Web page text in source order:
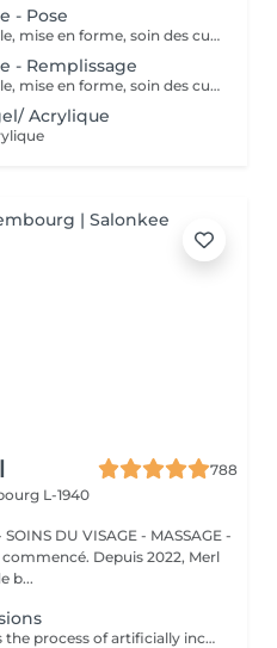
- Pose
Préparation complète de l'ongle, mise en forme, soin des cuticules et pose acrylique avec la couleur de votre choix.
- Remplissage
Préparation complète de l'ongle, mise en forme, soin des cuticules et remplissage acrylique avec la couleur de votre choix.
Acrylique
788
L-1940
DU VISAGE - MASSAGE -
b...
Nails you were searching for! is the process of artificially increasing the length of the nail using polygel material in order to correct the defects of the natural nail delamination and weakness of the nail plate. Our masters do edged, hardware, or combined manicure. How is polygel extension done? - removal of old semi-permanent (if needed) - rough skin is removed - the shape of the nail plate is corrected - the cuticle and side ridges are corrected - polygel is applied - semi-permanent nail polish is applied - cuticle oil and hand cream are applied Age restrictions: recommended to do from 16 years. Post procedure recommendations: there are no post recommendations for this procedure. Frequency: once in 3 weeks.